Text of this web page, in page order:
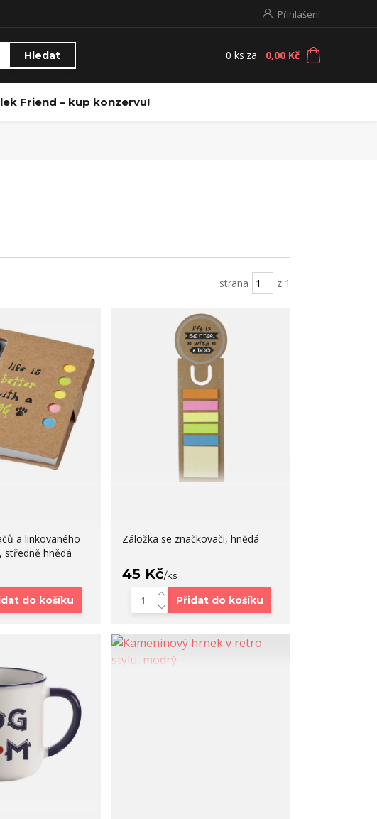
Přihlášení
Hledat 0 ks za 0,00 Kč
Friend – kup konzervu!
strana z 1
a linkovaného
středně hnědá
do košíku
Záložka se značkovači, hnědá
45 Kč/ks
Přidat do košíku